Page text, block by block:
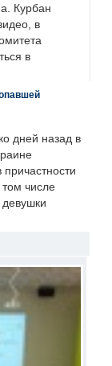
Курбан
в
в
дней назад в
том числе